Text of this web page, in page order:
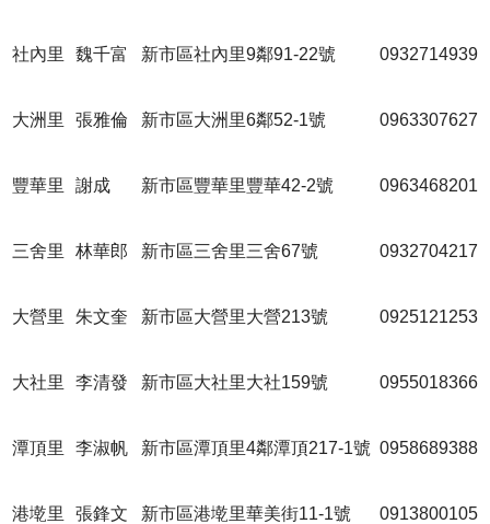
社內里 魏千富 新市區社內里9鄰91-22號 0932714939
大洲里 張雅倫 新市區大洲里6鄰52-1號 0963307627
豐華里 謝成 新市區豐華里豐華42-2號 0963468201
三舍里 林華郎 新市區三舍里三舍67號 0932704217
大營里 朱文奎 新市區大營里大營213號 0925121253
大社里 李清發 新市區大社里大社159號 0955018366
潭頂里 李淑帆 新市區潭頂里4鄰潭頂217-1號 0958689388
港墘里 張鋒文 新市區港墘里華美街11-1號 0913800105